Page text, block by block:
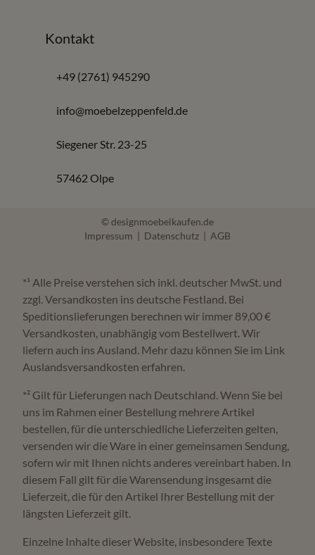
Kontakt
+49 (2761) 945290
info@moebelzeppenfeld.de
Siegener Str. 23-25
57462 Olpe
© designmoebelkaufen.de
Impressum
Datenschutz AGB
*¹ Alle Preise verstehen sich inkl. deutscher MwSt. und
zzgl. Versandkosten ins deutsche Festland. Bei
Speditionslieferungen berechnen wir immer 89,00 €
Versandkosten, unabhängig vom Bestellwert. Wir
liefern auch ins Ausland. Mehr dazu können Sie im Link
Auslandsversandkosten erfahren.
*² Gilt für Lieferungen nach Deutschland. Wenn Sie bei
uns im Rahmen einer Bestellung mehrere Artikel
bestellen, für die unterschiedliche Lieferzeiten gelten,
versenden wir die Ware in einer gemeinsamen Sendung,
sofern wir mit Ihnen nichts anderes vereinbart haben. In
diesem Fall gilt für die Warensendung insgesamt die
Lieferzeit, die für den Artikel Ihrer Bestellung mit der
längsten Lieferzeit gilt.
Einzelne Inhalte dieser Website, insbesondere Texte